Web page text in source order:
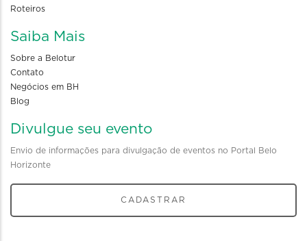
Roteiros
Saiba Mais
Sobre a Belotur
Contato
Negócios em BH
Blog
Divulgue seu evento
Envio de informações para divulgação de eventos no Portal Belo
Horizonte
CADASTRAR